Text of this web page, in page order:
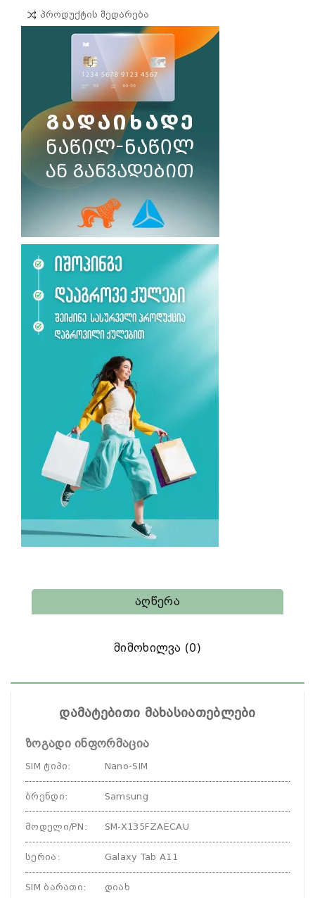
Პროდუქტის Შედარება
Აღწერა
Მიმოხილვა (0)
დამატებითი მახასიათებლები
ზოგადი ინფორმაცია
SIM ტიპი: Nano-SIM
ბრენდი: Samsung
მოდელი/PN : SM-X135FZAECAU
სერია : Galaxy Tab A11
SIM ბარათი: დიახ